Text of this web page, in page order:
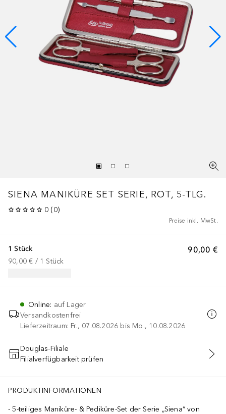
SIENA MANIKÜRE SET SERIE, ROT, 5-TLG.
0 (0)
Preise inkl. MwSt.
90,00 €
1 Stück
90,00 € / 1 Stück
Online: auf Lager
Versandkostenfrei
Lieferzeitraum: Fr., 07.08.2026 bis Mo., 10.08.2026
IN DEN WARENKORB
Douglas-Filiale
Filialverfügbarkeit prüfen
PRODUKTINFORMATIONEN
5-teiliges Maniküre- & Pediküre-Set der Serie „Siena“ von